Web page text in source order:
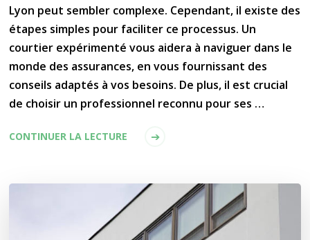
Lyon peut sembler complexe. Cependant, il existe des
étapes simples pour faciliter ce processus. Un
courtier expérimenté vous aidera à naviguer dans le
monde des assurances, en vous fournissant des
conseils adaptés à vos besoins. De plus, il est crucial
de choisir un professionnel reconnu pour ses …
CONTINUER LA LECTURE